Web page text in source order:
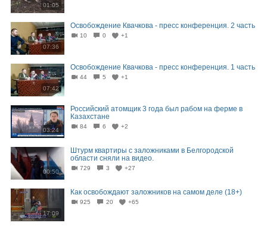
01:05
07:36
Освобождение Квачкова - пресс конференция. 2 часть
10 0 +1
07:42
Освобождение Квачкова - пресс конференция. 1 часть
44 5 +1
03:24
Российский атомщик 3 года был рабом на ферме в
Казахстане
84 6 +2
00:50
Штурм квартиры с заложниками в Белгородской
области сняли на видео.
729 3 +27
17:09
Как освобождают заложников на самом деле (18+)
925 20 +65